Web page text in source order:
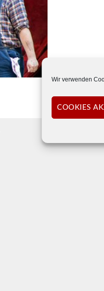
Wir verwenden
COOKIES